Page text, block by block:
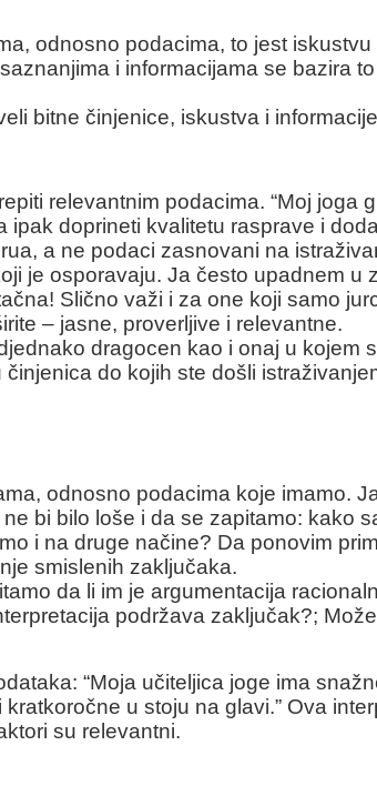
odnosno podacima, to jest
i informacijama se bazira
bitne činjenice, iskustva i
relevantnim podacima. “Moj joga
doprineti kvalitetu rasprave i
a ne podaci zasnovani na
je osporavaju. Ja često upadnem u
Slično važi i za one koji samo
– jasne, proverljive i relevantne.
dragocen kao i onaj u kojem
do kojih ste došli
odnosno podacima koje imamo.
bi bilo loše i da se zapitamo: kako
i na druge načine? Da ponovim
smislenih zaključaka.
da li im je argumentacija
podržava zaključak?;
“Moja učiteljica joge ima
u stoju na glavi.” Ova
su relevantni.